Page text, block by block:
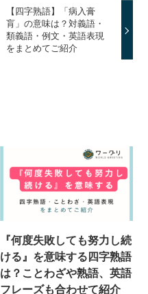
【四字熟語】「病入膏
肓」の意味は？対義語・
類義語・例文・英語表現
をまとめてご紹介
『何度失敗しても努力し続
ける』を意味する四字熟語
は？ことわざや熟語、英語
フレーズも合わせて紹介